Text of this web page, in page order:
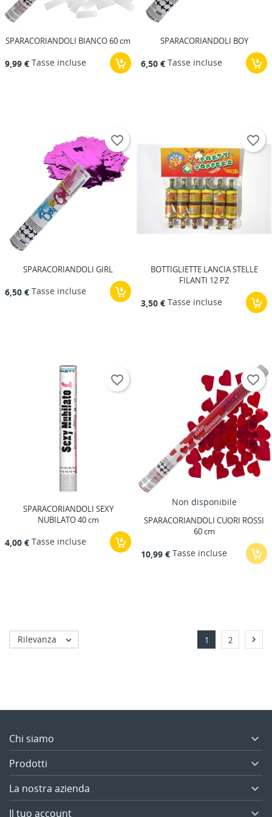
SPARACORIANDOLI BIANCO 60 cm
9,99 € Tasse incluse
SPARACORIANDOLI BOY
6,50 € Tasse incluse
SPARACORIANDOLI GIRL
6,50 € Tasse incluse
favorite_border
BOTTIGLIETTE LANCIA STELLE
FILANTI 12 PZ
3,50 € Tasse incluse
favorite_border
SPARACORIANDOLI SEXY
NUBILATO 40 cm
4,00 € Tasse incluse
favorite_border
Non disponibile
SPARACORIANDOLI CUORI ROSSI
60 cm
10,99 € Tasse incluse
favorite_border
Rilevanza  1 2 
Chi siamo 
Prodotti 
La nostra azienda 
Il tuo account 